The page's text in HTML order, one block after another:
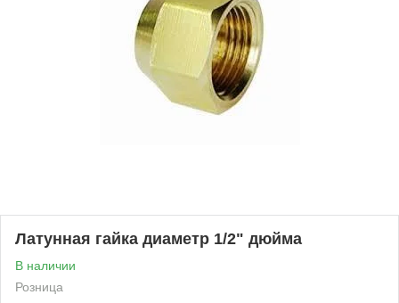
Латунная гайка диаметр 1/2" дюйма
В наличии
Розница